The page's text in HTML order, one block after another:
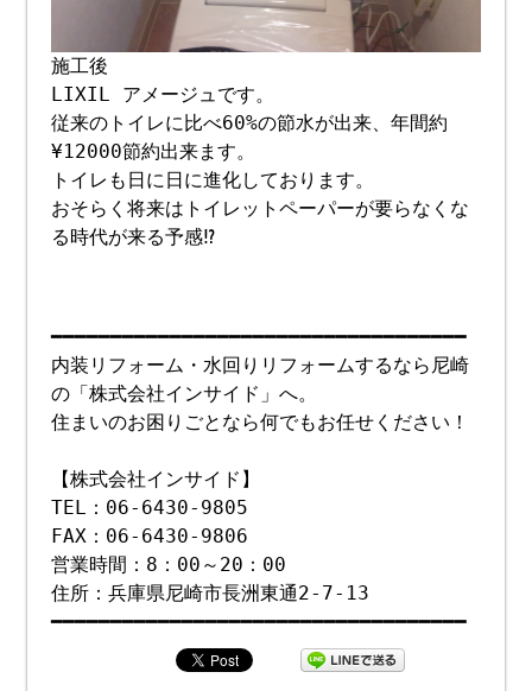
施工後
LIXIL アメージュです。
従来のトイレに比べ60%の節水が出来、年間約
¥12000節約出来ます。
トイレも日に日に進化しております。
おそらく将来はトイレットペーパーが要らなくな
る時代が来る予感⁉︎
━━━━━━━━━━━━━━━━━━━━━━━━━━━━━━━━━━━
内装リフォーム・水回りリフォームするなら尼崎
の「株式会社インサイド」へ。
住まいのお困りごとなら何でもお任せください！
【株式会社インサイド】
TEL：06-6430-9805
FAX：06-6430-9806
営業時間：8：00～20：00
住所：兵庫県尼崎市長洲東通2-7-13
━━━━━━━━━━━━━━━━━━━━━━━━━━━━━━━━━━━